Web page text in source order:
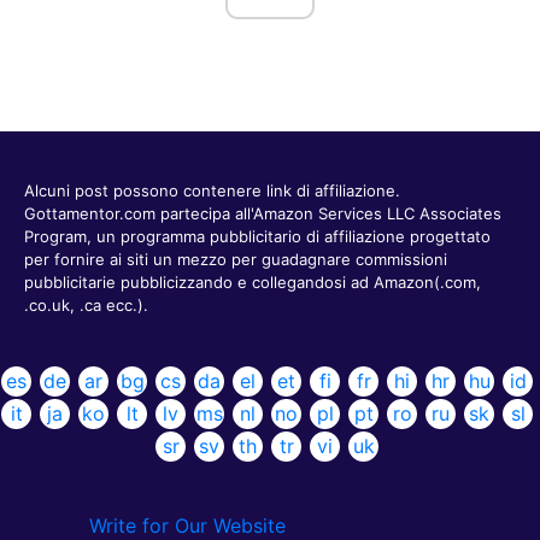
Alcuni post possono contenere link di affiliazione.
Gottamentor.com partecipa all'Amazon Services LLC Associates
Program, un programma pubblicitario di affiliazione progettato
per fornire ai siti un mezzo per guadagnare commissioni
pubblicitarie pubblicizzando e collegandosi ad Amazon(.com,
.co.uk, .ca ecc.).
es de ar bg cs da el et fi fr hi hr hu
id
it
ja ko lt lv ms nl no pl pt ro ru sk
sl
sr
sv th tr vi uk
Write for Our Website